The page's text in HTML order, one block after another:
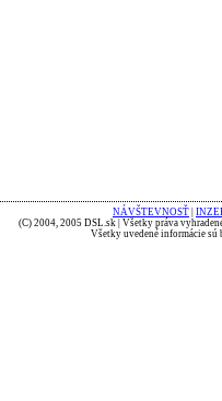
NÁVŠTEVNOSŤ
(C) 2004, 2005 DSL.sk | Všetky práva
Všetky uvedené informácie sú